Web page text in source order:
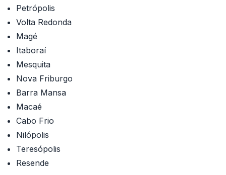
Petrópolis
Volta Redonda
Magé
Itaboraí
Mesquita
Nova Friburgo
Barra Mansa
Macaé
Cabo Frio
Nilópolis
Teresópolis
Resende